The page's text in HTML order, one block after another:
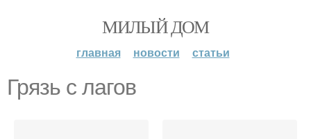
МИЛЫЙ ДОМ
главная новости статьи
Грязь с лагов